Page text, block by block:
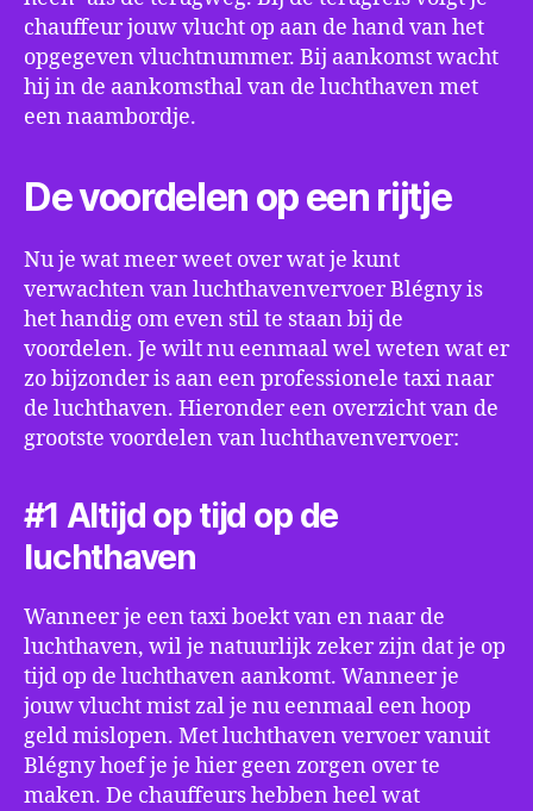
chauffeur jouw vlucht op aan de hand van het
opgegeven vluchtnummer. Bij aankomst wacht
hij in de aankomsthal van de luchthaven met
een naambordje.
De voordelen op een rijtje
Nu je wat meer weet over wat je kunt
verwachten van luchthavenvervoer Blégny is
het handig om even stil te staan bij de
voordelen. Je wilt nu eenmaal wel weten wat er
zo bijzonder is aan een professionele taxi naar
de luchthaven. Hieronder een overzicht van de
grootste voordelen van luchthavenvervoer:
#1 Altijd op tijd op de
luchthaven
Wanneer je een taxi boekt van en naar de
luchthaven, wil je natuurlijk zeker zijn dat je op
tijd op de luchthaven aankomt. Wanneer je
jouw vlucht mist zal je nu eenmaal een hoop
geld mislopen. Met luchthaven vervoer vanuit
Blégny hoef je je hier geen zorgen over te
maken. De chauffeurs hebben heel wat